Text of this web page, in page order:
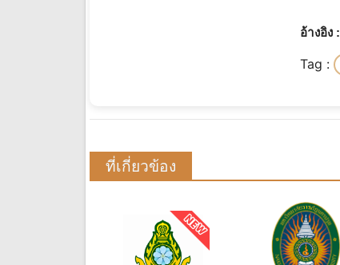
อ้างอิง :
Tag :
ที่เกี่ยวข้อง